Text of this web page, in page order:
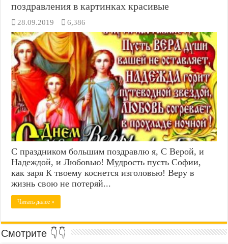
поздравления в картинках красивые
28.09.2019 6,386
С праздником большим поздравлю я, С Верой, и
Надеждой, и Любовью! Мудрость пусть Софии,
как заря К твоему коснется изголовью! Веру в
жизнь свою не потеряй...
Читать далее »
Смотрите 👇👇